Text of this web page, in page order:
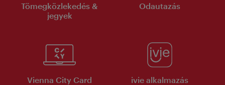
Tömegközlekedés &
jegyek
Odautazás
Vienna City Card ivie alkalmazás